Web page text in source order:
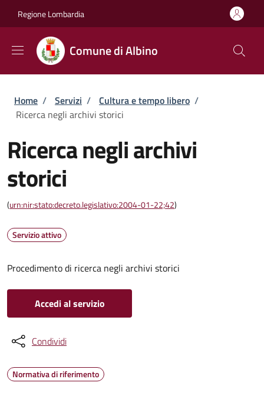
Regione Lombardia
Comune di Albino
Briciole di pane
Home / Servizi / Cultura e tempo libero /
Ricerca negli archivi storici
Ricerca negli archivi
storici
(urn:nir:stato:decreto.legislativo:2004-01-22;42)
Servizio attivo
Procedimento di ricerca negli archivi storici
Accedi al servizio
Condividi
Normativa di riferimento